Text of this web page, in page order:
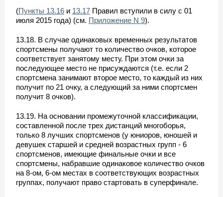
(Пункты 13.16 и 13.17 Правил вступили в силу с 01
июля 2015 года) (см. Приложение N 9).
13.18. В случае одинаковых временных результатов
спортсмены получают то количество очков, которое
соответствует занятому месту. При этом очки за
последующее место не присуждаются (т.е. если 2
спортсмена занимают второе место, то каждый из них
получит по 21 очку, а следующий за ними спортсмен
получит 8 очков).
13.19. На основании промежуточной классификации,
составленной после трех дистанций многоборья,
только 8 лучших спортсменов (у юниоров, юношей и
девушек старшей и средней возрастных групп - 6
спортсменов, имеющие финальные очки и все
спортсмены, набравшие одинаковое количество очков
на 8-ом, 6-ом местах в соответствующих возрастных
группах, получают право стартовать в суперфинале.